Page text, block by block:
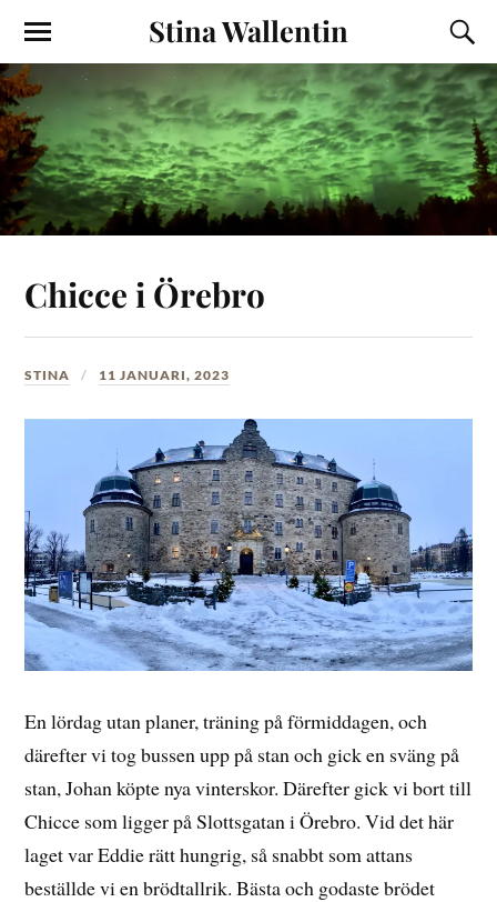
Stina Wallentin
Chicce i Örebro
STINA 11 JANUARI, 2023
En lördag utan planer, träning på förmiddagen, och
därefter vi tog bussen upp på stan och gick en sväng på
stan, Johan köpte nya vinterskor. Därefter gick vi bort till
Chicce som ligger på Slottsgatan i Örebro. Vid det här
laget var Eddie rätt hungrig, så snabbt som attans
beställde vi en brödtallrik. Bästa och godaste brödet